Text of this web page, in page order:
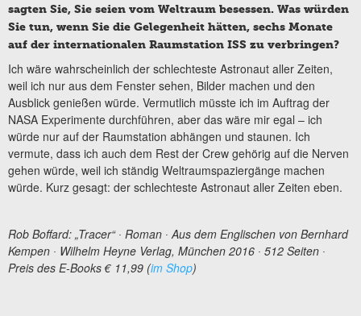
sagten Sie, Sie seien vom Weltraum besessen. Was würden
Sie tun, wenn Sie die Gelegenheit hätten, sechs Monate
auf der internationalen Raumstation ISS zu verbringen?
Ich wäre wahrscheinlich der schlechteste Astronaut aller Zeiten,
weil ich nur aus dem Fenster sehen, Bilder machen und den
Ausblick genießen würde. Vermutlich müsste ich im Auftrag der
NASA Experimente durchführen, aber das wäre mir egal – ich
würde nur auf der Raumstation abhängen und staunen. Ich
vermute, dass ich auch dem Rest der Crew gehörig auf die Nerven
gehen würde, weil ich ständig Weltraumspaziergänge machen
würde. Kurz gesagt: der schlechteste Astronaut aller Zeiten eben.
Rob Boffard: „Tracer“ ∙ Roman ∙ Aus dem Englischen von Bernhard
Kempen ∙ Wilhelm Heyne Verlag, München 2016 ∙ 512 Seiten ∙
Preis des E-Books € 11,99 (im Shop)